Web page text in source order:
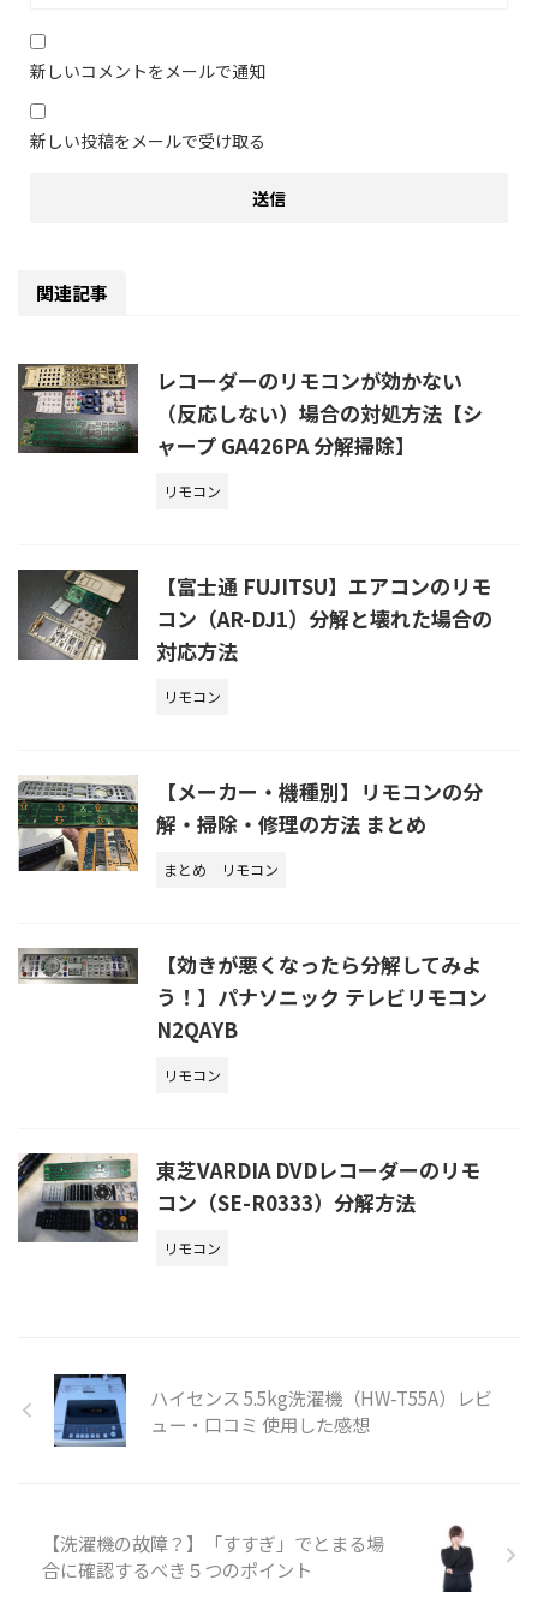
新しいコメントをメールで通知
新しい投稿をメールで受け取る
関連記事
レコーダーのリモコンが効かない
（反応しない）場合の対処方法【シ
ャープ GA426PA 分解掃除】
リモコン
【富士通 FUJITSU】エアコンのリモ
コン（AR-DJ1）分解と壊れた場合の
対応方法
リモコン
【メーカー・機種別】リモコンの分
解・掃除・修理の方法 まとめ
まとめ リモコン
【効きが悪くなったら分解してみよ
う！】パナソニック テレビリモコン
N2QAYB
リモコン
東芝VARDIA DVDレコーダーのリモ
コン（SE-R0333）分解方法
リモコン
ハイセンス 5.5kg洗濯機（HW-T55A）レビ
ュー・口コミ 使用した感想
【洗濯機の故障？】「すすぎ」でとまる場
合に確認するべき５つのポイント